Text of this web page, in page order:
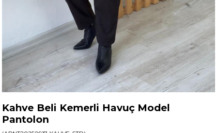
Kahve Beli Kemerli Havuç Model
Pantolon